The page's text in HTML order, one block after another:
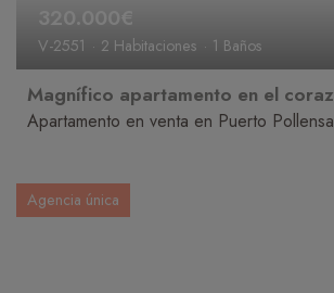
320.000€
V-2551 2 Habitaciones 1 Baños
Apartamento en venta en Puerto Pollensa
Agencia única